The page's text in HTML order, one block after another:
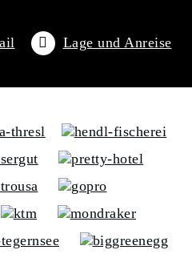
Lage und Anreise